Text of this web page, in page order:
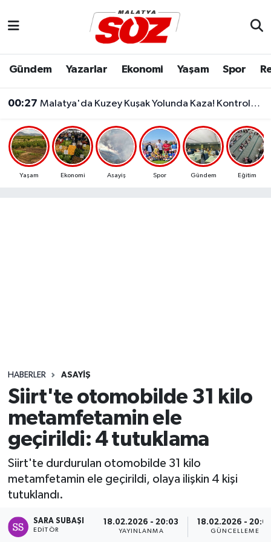
Gündem Yazarlar Ekonomi Yaşam Spor
00:27 Malatya'da Kuzey Kuşak Yolunda Kaza! Kontrolden Çıkan Otomobil Refüje Çarptı
Yaşam Ekonomi Asayiş Spor Gündem Eğitim
HABERLER ASAYIŞ
Siirt'te otomobilde 31 kilo
metamfetamin ele
geçirildi: 4 tutuklama
Siirt'te durdurulan otomobilde 31 kilo
metamfetamin ele geçirildi, olaya ilişkin 4 kişi
tutuklandı.
SARA SUBAŞI
EDITÖR
18.02.2026 - 20:03
YAYINLANMA
18.02.2026 -
GÜNCELLEME
Dünya
Eğitim
Ekonomi
Yaşam
Malatya Nöbetçi Eczaneler
Malatya Namaz Vakitleri
Malatya Trafik Yoğunluk Haritası
Süper Lig Puan Durumu ve Fikstür